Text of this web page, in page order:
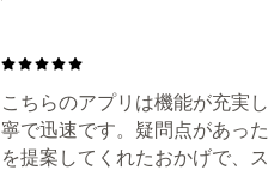
こちらのアプリは機能が充実
寧で迅速です。疑問点があっ
を提案してくれたおかげで、